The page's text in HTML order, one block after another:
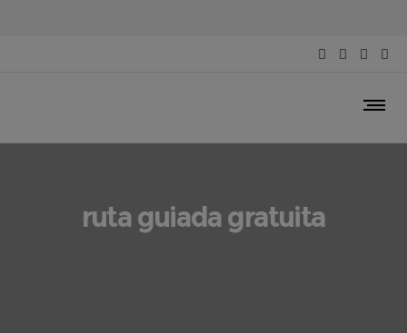
ruta guiada gratuita